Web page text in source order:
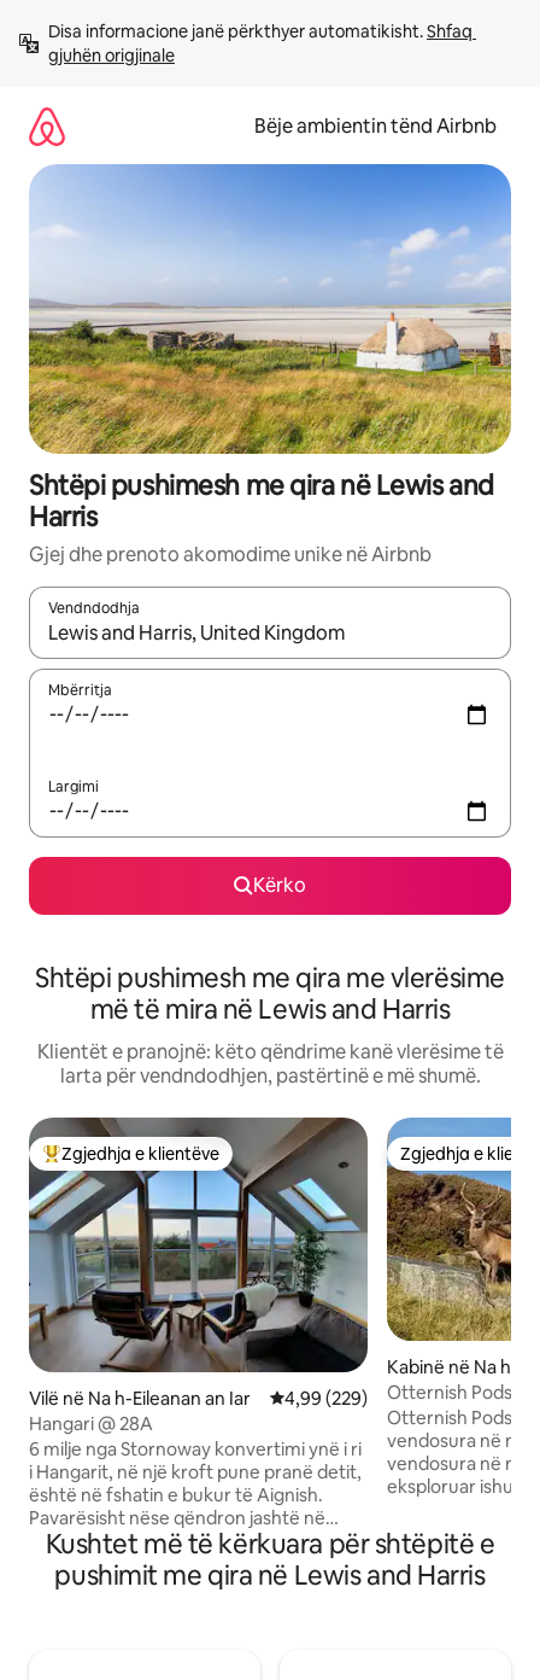
përmbajtja
Disa informacione janë përkthyer automatikisht. Shfaq
gjuhën origjinale
Bëje ambientin tënd Airbnb
Shtëpi pushimesh me qira në Lewis and
Harris
Gjej dhe prenoto akomodime unike në Airbnb
Vendndodhja
Kur rezultatet të jenë të disponueshme, lëviz me butonat e
Mbërritja
Largimi
Kërko
Shtëpi pushimesh me qira me vlerësime
më të mira në Lewis and Harris
Klientët e pranojnë: këto qëndrime kanë vlerësime të
larta për vendndodhjen, pastërtinë e më shumë.
Më të mirat e zgjedhjeve të klientëve
Zgjedhja e klientëve
Vilë në Na h-Eileanan an Iar Vlerësimi mesatar 4,99 nga 5,
4,99 (229)
Hangari @ 28A
6 milje nga Stornoway konvertimi ynë i ri
i Hangarit, në një kroft pune pranë detit,
është në fshatin e bukur të Aignish.
Pavarësisht nëse qëndron jashtë në
ballkon apo nga rehatia e dhomës së
ndenjes me plan të hapur, me dritare të
plota katedrale, mund të shijosh pamjet
Zgjedhja e
Zgjedhja e
Kabinë në Na h-
Iar
Otternish Pods,
Otternish Pods
vendosura në një
vendosura në
eksploruar ishujt. 1 milje nga terminali i
Lochmaddy. Çdo pod është i hapur me
një kuzhinë,
gjumi dhe dhomë
Kushtet më të kërkuara për shtëpitë e
pushimit me qira në Lewis and Harris